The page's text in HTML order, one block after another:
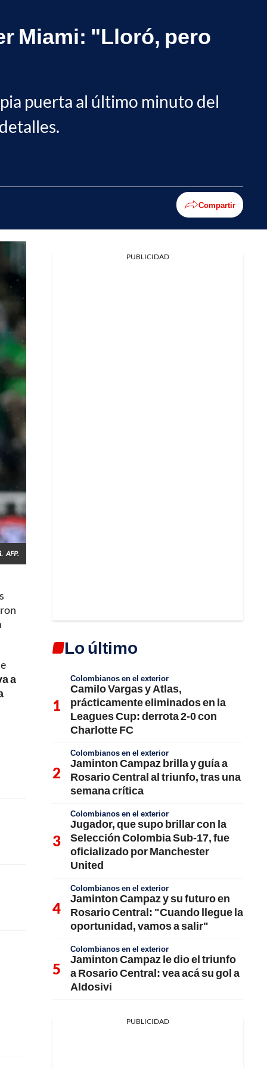
Miami: "Lloró, pero
puerta al último minuto del
Compartir
AFP.
a
PUBLICIDAD
Lo último
Colombianos en el exterior
Camilo Vargas y Atlas,
prácticamente eliminados en la
Leagues Cup: derrota 2-0 con
Charlotte FC
Colombianos en el exterior
Jaminton Campaz brilla y guía a
Rosario Central al triunfo, tras una
semana crítica
Colombianos en el exterior
Jugador, que supo brillar con la
Selección Colombia Sub-17, fue
oficializado por Manchester
United
Colombianos en el exterior
Jaminton Campaz y su futuro en
Rosario Central: "Cuando llegue la
oportunidad, vamos a salir"
Colombianos en el exterior
Jaminton Campaz le dio el triunfo
a Rosario Central: vea acá su gol a
Aldosivi
PUBLICIDAD